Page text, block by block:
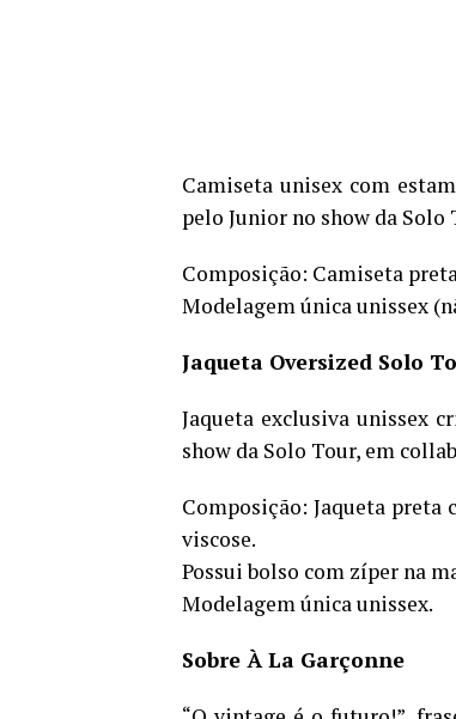
Camiseta unisex com
pelo Junior no show da Solo
Composição: Camiseta
Modelagem única unissex
Jaqueta Oversized Solo
Jaqueta exclusiva unissex
show da Solo Tour, em
Composição: Jaqueta preta
viscose.
Possui bolso com zíper na
Modelagem única unissex.
Sobre À La Garçonne